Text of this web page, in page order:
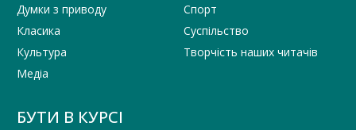
Думки з приводу
Класика
Культура
Медіа
Спорт
Суспільство
Творчість наших читачів
БУТИ В КУРСІ